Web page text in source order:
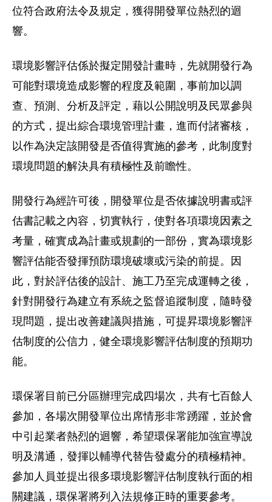
位符合政府法令及規定，獲得開發單位熱烈的迴
響。
環境影響評估係於擬定開發計畫時，先就開發行為
可能對環境造成影響的程度及範圍，事前加以調
查、預測、分析及評定，藉以公開說明及民眾參與
的方式，提出綜合環境管理計畫，進而付諸審核，
以作為決定該開發是否值得實施的參考，此制度對
環境問題的解決具有積極性及前瞻性。
開發行為經許可後，開發單位是否依據說明書或評
估書記載之內容，切實執行，使對各項環境因素之
考量，確實成為計畫或規劃的一部份，實為環境影
響評估能否發揮預防環境破壞或污染的前提。因
此，對於評估後的設計、施工乃至完成運轉之後，
針對開發行為建立有系統之監督追蹤制度，隨時發
現問題，提出改善建議與措施，可提昇環境影響評
估制度的公信力，健全環境影響評估制度的預期功
能。
環保署目前已分區辦理完成四場次，共有七百餘人
參加，各場次開發單位出席情形非常踴躍，並於會
中引起業者熱烈的迴響，希望環保署能加強宣導說
明及溝通，發揮以輔導代替告發處分的積極精神。
參加人員並提出很多環境影響評估制度執行面的相
關建議，環保署將列入法規修正時的重要參考。